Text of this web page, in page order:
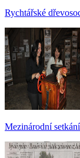
Rychtářské
Mezinárodní